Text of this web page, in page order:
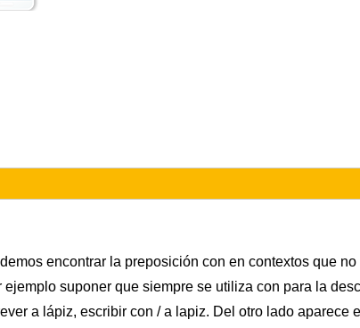
encontrar la preposición con en contextos que
suponer que siempre se utiliza con para la
a lápiz, escribir con / a lapiz. Del otro lado aparece